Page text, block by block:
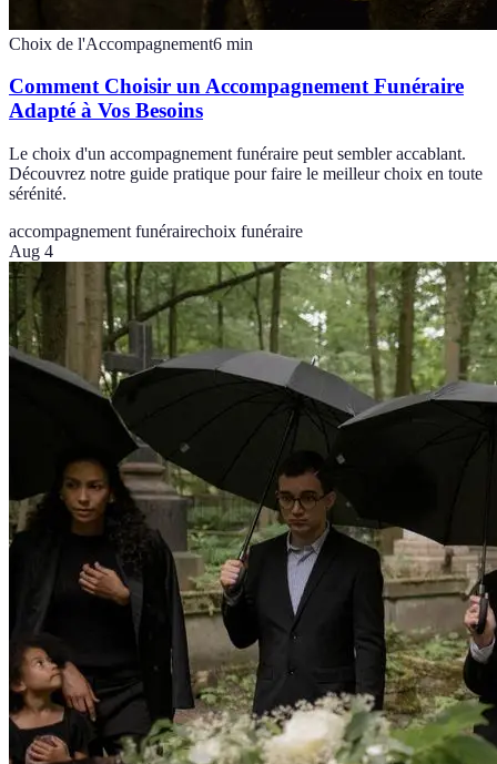
Choix de l'Accompagnement6 min
Comment Choisir un Accompagnement Funéraire
Adapté à Vos Besoins
Le choix d'un accompagnement funéraire peut sembler accablant.
Découvrez notre guide pratique pour faire le meilleur choix en toute
sérénité.
accompagnement funérairechoix funéraire
Aug 4